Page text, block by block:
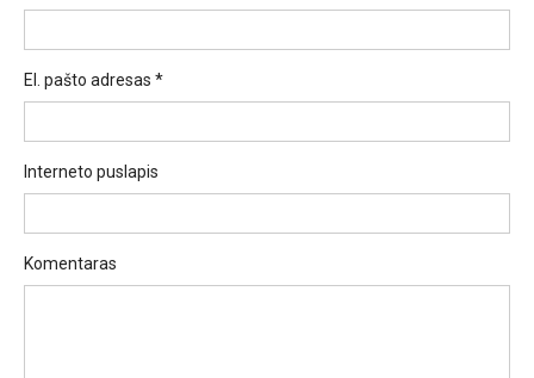
El. pašto adresas *
Interneto puslapis
Komentaras